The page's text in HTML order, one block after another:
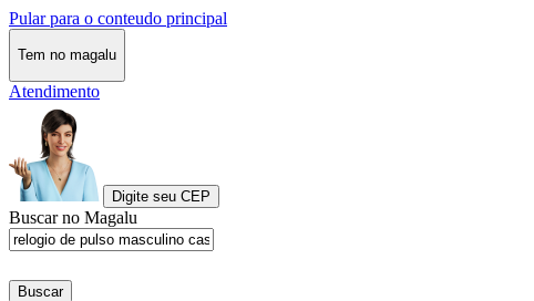
Pular para o conteudo principal
Tem no magalu
Atendimento
Digite seu CEP
Buscar no Magalu
Buscar